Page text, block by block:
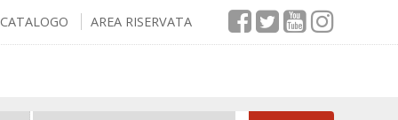
CATALOGO AREA RISERVATA